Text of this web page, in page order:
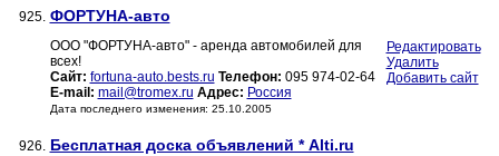
925. ФОРТУНА-авто
ООО "ФОРТУНА-авто" - аренда автомобилей для
всех!
Сайт: fortuna-auto.bests.ru Телефон: 095 974-02-64
E-mail: mail@tromex.ru Адрес: Россия
Дата последнего изменения: 25.10.2005
Редактировать
Удалить
Добавить сайт
926. Бесплатная доска объявлений * Alti.ru